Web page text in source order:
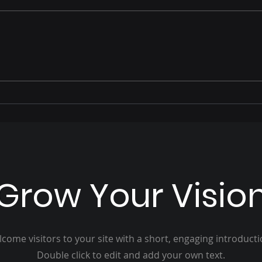
ano todo - Feliz dia dos
Your
visitors to your site with a short, engaging
Double click to edit and add your own text.